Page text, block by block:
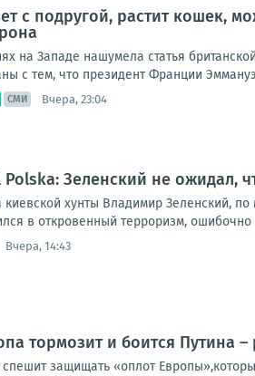
с подругой, растит кошек,
на Западе нашумела статья
с тем, что президент Франции
СМИ Вчера, 23:04
Polska: Зеленский не ожидал,
киевской хунты Владимир Зеленский,
в откровенный терроризм,
Вчера, 14:43
тормозит и боится Путина
спешит защищать «оплот